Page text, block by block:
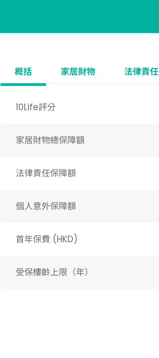
概括 家居財物 法律責任
10Life評分
家居財物總保障額
法律責任保障額
個人意外保障額
首年保費 (HKD)
受保樓齡上限（年）​